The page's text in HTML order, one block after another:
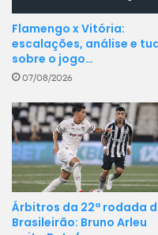
Flamengo x Vitória:
escalações, análise e
sobre o jogo…
07/08/2026
Árbitros da 22ª rodada
Brasileirão: Bruno Arleu